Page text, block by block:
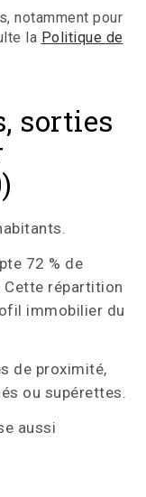
notamment pour
la Politique de
sorties
72 % de
Cette répartition
immobilier du
de proximité,
ou supérettes.
aussi